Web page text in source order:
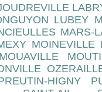
LUBEY
MARS-
MOINEVILLE
HIGNY